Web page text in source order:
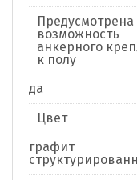
Предусмотрена
возможность
анкерного
к полу
да
Цвет
графит